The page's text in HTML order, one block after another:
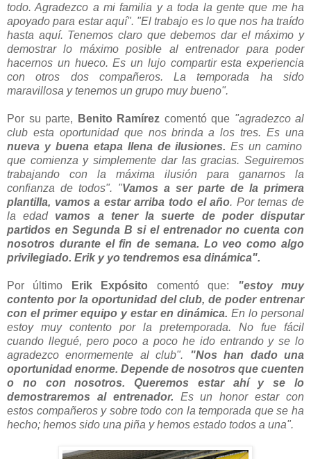
todo. Agradezco a mi familia y a toda la gente que me ha
apoyado para estar aquí". "El trabajo es lo que nos ha traído
hasta aquí. Tenemos claro que debemos dar el máximo y
demostrar lo máximo posible al entrenador para poder
hacernos un hueco. Es un lujo compartir esta experiencia
con otros dos compañeros. La temporada ha sido
maravillosa y tenemos un grupo muy bueno".
Por su parte, Benito Ramírez comentó que "agradezco al
club esta oportunidad que nos brinda a los tres. Es una
nueva y buena etapa llena de ilusiones. Es un camino
que comienza y simplemente dar las gracias. Seguiremos
trabajando con la máxima ilusión para ganarnos la
confianza de todos". "Vamos a ser parte de la primera
plantilla, vamos a estar arriba todo el año. Por temas de
la edadvamos a tener la suerte de poder disputar
partidos en Segunda B si el entrenador no cuenta con
nosotros durante el fin de semana. Lo veo como algo
privilegiado. Erik y yo tendremos esa dinámica".
Por último Erik Expósito comentó que: "estoy muy
contento por la oportunidad del club, de poder entrenar
con el primer equipo y estar en dinámica. En lo personal
estoy muy contento por la pretemporada. No fue fácil
cuando llegué, pero poco a poco he ido entrando y se lo
agradezco enormemente al club". "Nos han dado una
oportunidad enorme. Depende de nosotros que cuenten
o no con nosotros. Queremos estar ahí y se lo
demostraremos al entrenador. Es un honor estar con
estos compañeros y sobre todo con la temporada que se ha
hecho; hemos sido una piña y hemos estado todos a una".